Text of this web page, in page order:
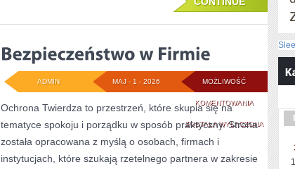
MOŻLIWOŚĆ
KOMENTOWANIA
W
FIRMIE
ZOSTAŁA WYŁĄCZONA
MAJ - 1 - 2026
ADMIN
Ochrona Twierdza to przestrzeń, które skupia się na
tematyce spokoju i porządku w sposób praktyczny. Strona
została opracowana z myślą o osobach, firmach i
instytucjach, które szukają rzetelnego partnera w zakresie